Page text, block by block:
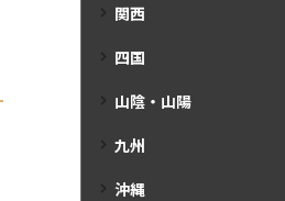
関西
四国
山陰・山陽
九州
沖縄